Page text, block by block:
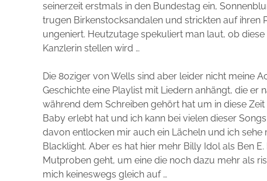
seinerzeit erstmals in den Bundestag ein,
trugen Birkenstocksandalen und strickten auf ihren
ungeniert. Heutzutage spekuliert man laut, ob
Kanzlerin stellen wird …
Die 80ziger von Wells sind aber leider nicht meine
Geschichte eine Playlist mit Liedern anhängt, die er
während dem Schreiben gehört hat um in diese
Baby erlebt hat und ich kann bei vielen dieser
davon entlocken mir auch ein Lächeln und ich
Blacklight. Aber es hat hier mehr Billy Idol als Ben
Mutproben geht, um eine die noch dazu mehr als
mich keineswegs gleich auf …